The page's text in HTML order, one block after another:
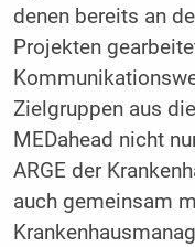
denen bereits an
Projekten
Zielgruppen aus
MEDahead nicht
ARGE der
auch gemeinsam